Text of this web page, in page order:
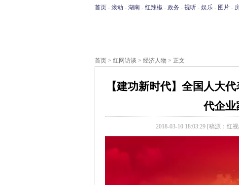
首页 - 滚动 - 湖南 - 红辣椒 - 政务 - 视听 - 娱乐 - 图片 -
首页 > 红网访谈 > 经济人物 > 正文
【建功新时代】全国人大
代企业
2018-03-10 18:03:29 [稿源：红